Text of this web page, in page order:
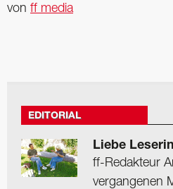
von ff media
EDITORIAL
Liebe
ff-Redakteur
vergangenen